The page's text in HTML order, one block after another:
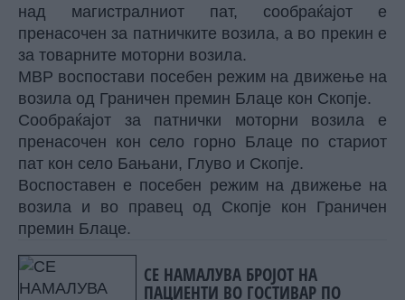
над магистралниот пат, сообраќајот е
пренасочен за патничките возила, а во прекин е
за товарните моторни возила.
МВР воспостави посебен режим на движење на
возила од Граничен премин Блаце кон Скопје.
Сообраќајот за патнички моторни возила е
пренасочен кон село горно Блаце по стариот
пат кон село Бањани, Глуво и Скопје.
Воспоставен е посебен режим на движење на
возила и во правец од Скопје кон Граничен
премин Блаце.
СЕ НАМАЛУВА БРОЈОТ НА
ПАЦИЕНТИ ВО ГОСТИВАР ПО